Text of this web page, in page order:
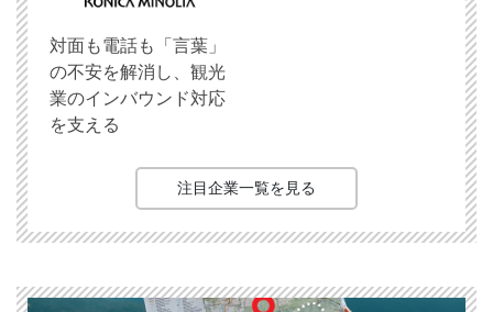
対面も電話も「言葉」
の不安を解消し、観光
業のインバウンド対応
を支える
注目企業一覧を見る